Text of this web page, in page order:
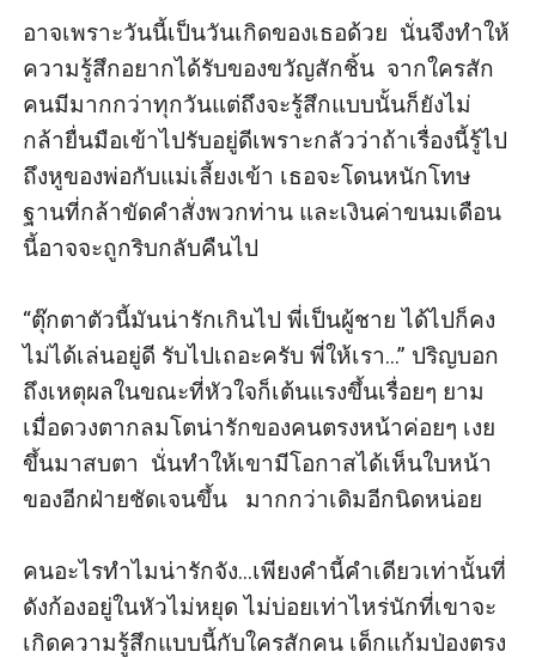
อาจเพราะวันนี้เป็นวันเกิดของเธอด้วย  นั่นจึงทำให้
ความรู้สึกอยากได้รับของขวัญสักชิ้น  จากใครสัก
คนมีมากกว่าทุกวันแต่ถึงจะรู้สึกแบบนั้นก็ยังไม่
กล้ายื่นมือเข้าไปรับอยู่ดีเพราะกลัวว่าถ้าเรื่องนี้รู้ไป
ถึงหูของพ่อกับแม่เลี้ยงเข้า เธอจะโดนหนักโทษ
ฐานที่กล้าขัดคำสั่งพวกท่าน และเงินค่าขนมเดือน
นี้อาจจะถูกริบกลับคืนไป
“ตุ๊กตาตัวนี้มันน่ารักเกินไป พี่เป็นผู้ชาย ได้ไปก็คง
ไม่ได้เล่นอยู่ดี รับไปเถอะครับ พี่ให้เรา...” ปริญบอก
ถึงเหตุผลในขณะที่หัวใจก็เต้นแรงขึ้นเรื่อยๆ ยาม
เมื่อดวงตากลมโตน่ารักของคนตรงหน้าค่อยๆ เงย
ขึ้นมาสบตา  นั่นทำให้เขามีโอกาสได้เห็นใบหน้า
ของอีกฝ่ายชัดเจนขึ้น   มากกว่าเดิมอีกนิดหน่อย
คนอะไรทำไมน่ารักจัง...เพียงคำนี้คำเดียวเท่านั้นที่
ดังก้องอยู่ในหัวไม่หยุด ไม่บ่อยเท่าไหร่นักที่เขาจะ
เกิดความรู้สึกแบบนี้กับใครสักคน เด็กแก้มป่องตรง